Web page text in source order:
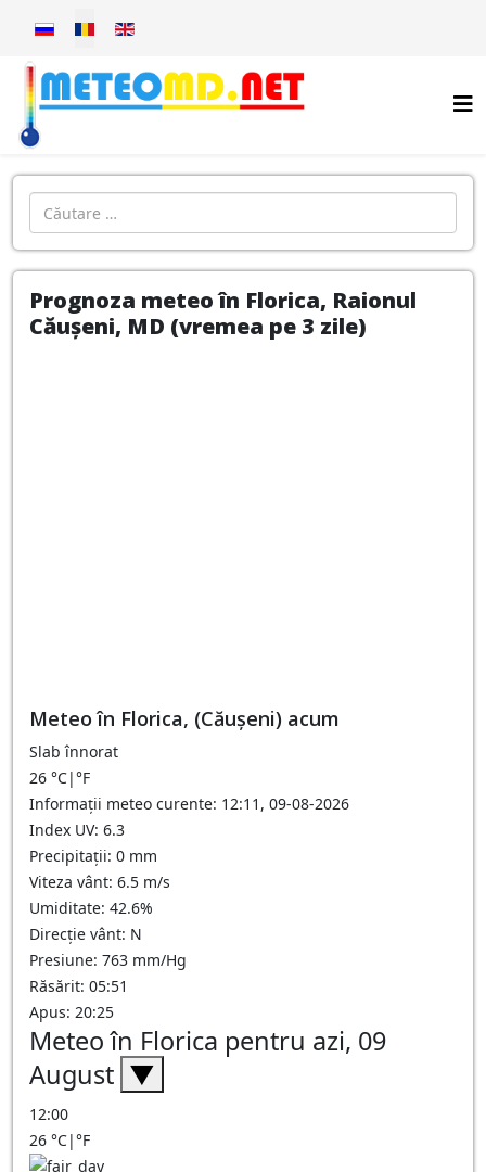
Selectați limba dvs
Introdu localitatea:
Prognoza meteo în Florica, Raionul
Căușeni, MD (vremea pe 3 zile)
Meteo în Florica, (Căușeni) acum
Slab înnorat
26 °C|°F
Informații meteo curente: 12:11, 09-08-2026
Index UV: 6.3
Precipitații: 0 mm
Viteza vânt: 6.5 m/s
Umiditate: 42.6%
Direcție vânt: N
Presiune: 763 mm/Hg
Răsărit: 05:51
Apus: 20:25
Meteo în Florica pentru azi, 09
August ▼
12:00
26 °C|°F